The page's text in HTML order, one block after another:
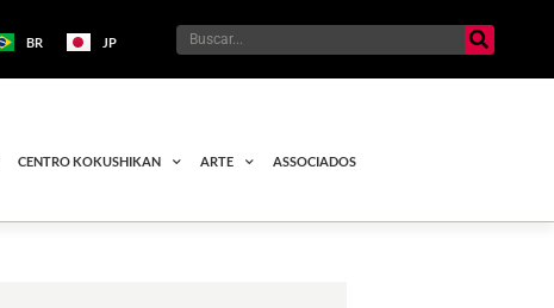
BR JP
CENTRO KOKUSHIKAN ARTE ASSOCIADOS